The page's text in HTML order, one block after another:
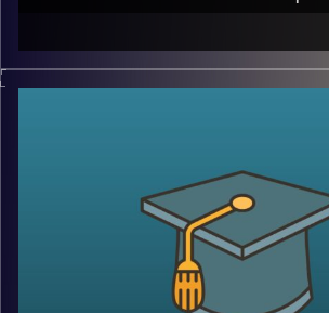
את החלקים שיש לייצר
פרופסור נורית אלפסי חוקרת את
בה רובנו חיים – העיר.
הצרכים משתנים, והעיר
לאור התמורות הרבות
כשתכנון עירוני הופך לכאוס,